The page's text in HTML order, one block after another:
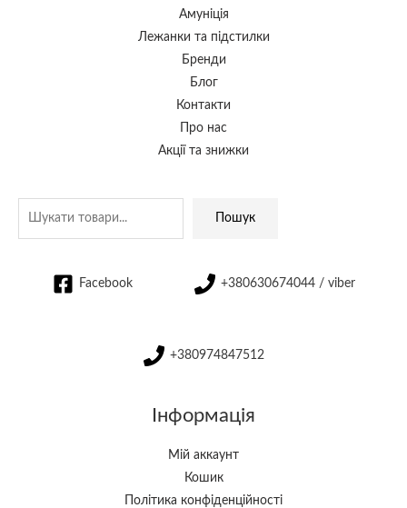
Амуніція
Лежанки та підстилки
Бренди
Блог
Контакти
Про нас
Акції та знижки
Пошук
Facebook +380630674044 / viber
+380974847512
Інформація
Мій аккаунт
Кошик
Політика конфіденційності